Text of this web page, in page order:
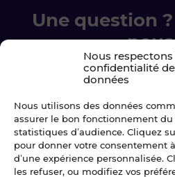
Nous respectons
confidentialité
données
Nous utilisons des données
assurer le bon fonctionnement du
statistiques d’audience. Cliquez
pour donner votre consentement
d’une expérience personnalisée.
les refuser, ou modifiez vos
Une question
Chez Blot nous
Ecrivez-
02 99 79